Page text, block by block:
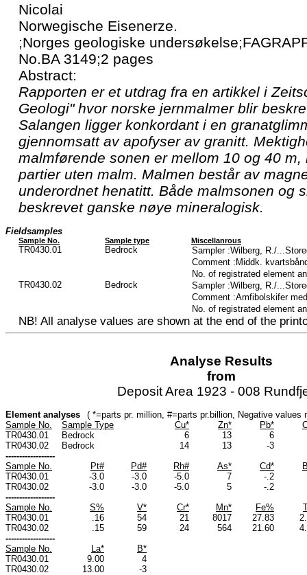
Nicolai
Norwegische Eisenerze.
;Norges geologiske
No.BA 3149;2 pages
Abstract:
Rapporten er et utdrag fra en artikkel i
Geologi" hvor norske jernmalmer blir
Salangen ligger konkordant i en
gjennomsatt av apofyser av granitt.
malmførende sonen er mellom 10 og 40 m,
partier uten malm. Malmen består av
underordnet henatitt. Både malmsonen og
beskrevet ganske nøye mineralogisk.
Fieldsamples
Sample No. Sample type Miscellanrous
TR0430.01 Bedrock
Sampler :Wilberg, R./
Comment :Middk.
No. of registrated element
TR0430.02
Bedrock
Sampler :Wilberg, R./
Comment :Amfibolskifer
No. of registrated element
NB! All analyse values are shown at the end of the
Analyse Results
from
Deposit Area 1923 - 008
Element analyses
( *=parts pr. million, #=parts pr.billion, Negative values
Sample No.
Sample Type Cu* Zn* Pb*
TR0430.01
Bedrock 6 13
6
TR0430.02
Bedrock 14 13
-3
------------------
Sample No.
Pt# Pd# Rh# As* Cd*
TR0430.01
-3.0 -3.0 -5.0 7
-.2
TR0430.02
-3.0 -3.0 -5.0 5
-.2
------------------
Sample No.
S% V* Cr* Mn* Fe%
TR0430.01
.16 54 21 8017 27.83
TR0430.02
.15 59 24 564 21.60
------------------
Sample No.
La*
B*
TR0430.01
9.00
4
TR0430.02
13.00 -3